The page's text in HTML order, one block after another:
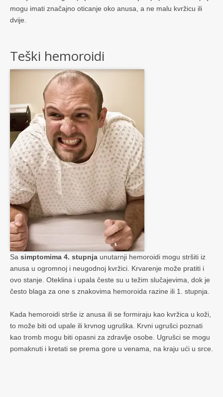
mogu imati značajno oticanje oko anusa, a ne malu kvržicu ili
dvije.
Teški hemoroidi
Sa simptomima 4. stupnja unutarnji hemoroidi mogu stršiti iz
anusa u ogromnoj i neugodnoj kvržici. Krvarenje može pratiti i
ovo stanje. Oteklina i upala česte su u težim slučajevima, dok je
često blaga za one s znakovima hemoroida razine ili 1. stupnja.
Kada hemoroidi strše iz anusa ili se formiraju kao kvržica u koži,
to može biti od upale ili krvnog ugruška. Krvni ugrušci poznati
kao tromb mogu biti opasni za zdravlje osobe. Ugrušci se mogu
pomaknuti i kretati se prema gore u venama, na kraju ući u srce.